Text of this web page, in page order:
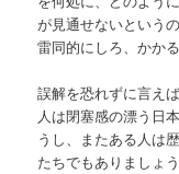
が見通せないという
雷同的にしろ、かか
誤解を恐れずに言え
人は閉塞感の漂う日
うし、またある人は
たちでもありましょ